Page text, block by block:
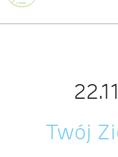
Twój